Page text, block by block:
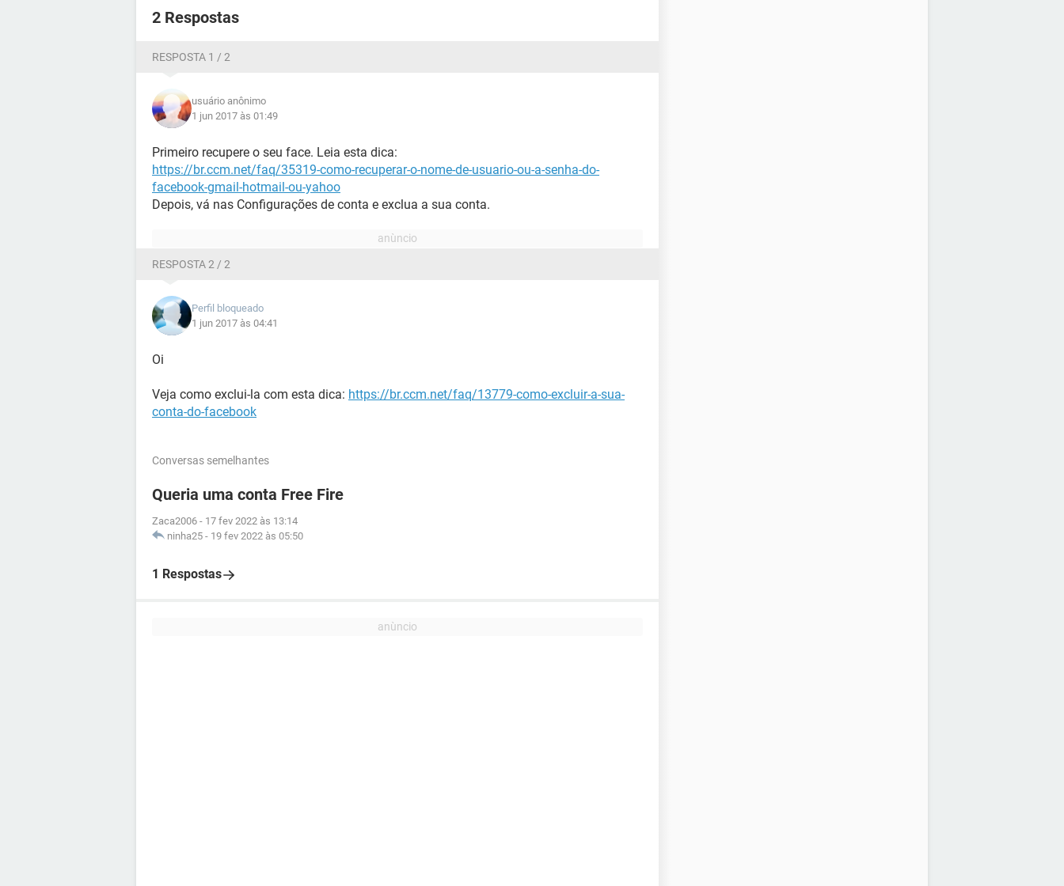
2 Respostas
RESPOSTA 1 / 2
usuário anônimo
1 jun 2017 às 01:49
Primeiro recupere o seu face. Leia esta dica:
https://br.ccm.net/faq/35319-como-recuperar-o-nome-de-usuario-ou-a-senha-do-
facebook-gmail-hotmail-ou-yahoo
Depois, vá nas Configurações de conta e exclua a sua conta.
RESPOSTA 2 / 2
Perfil bloqueado
1 jun 2017 às 04:41
Oi
Veja como exclui-la com esta dica: https://br.ccm.net/faq/13779-como-excluir-a-sua-
conta-do-facebook
Conversas semelhantes
Queria uma conta Free Fire
Zaca2006 - 17 fev 2022 às 13:14
ninha25 - 19 fev 2022 às 05:50
1 Respostas